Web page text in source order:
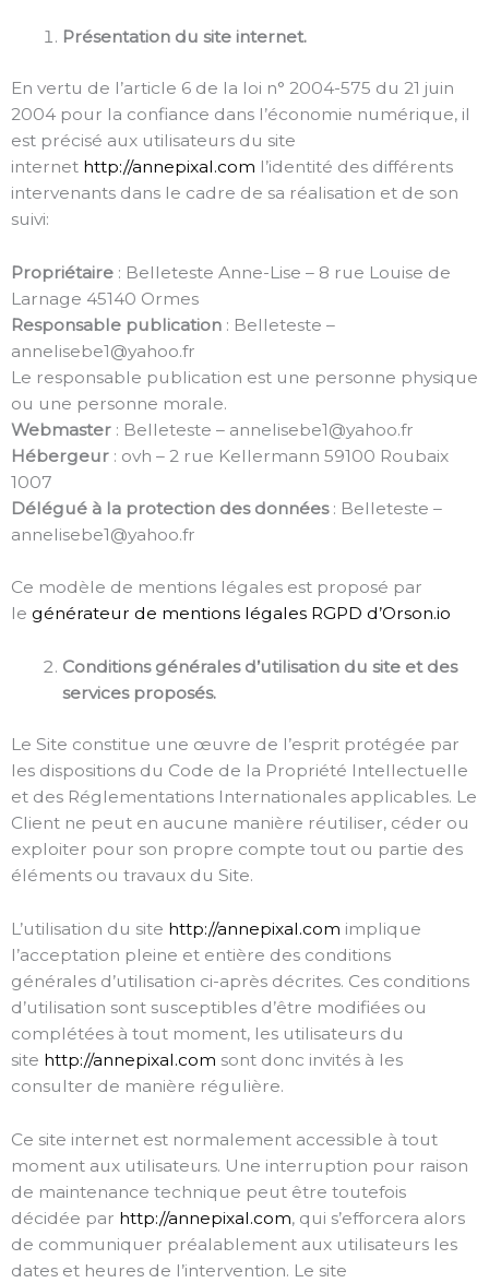
Présentation du site internet.
En vertu de l’article 6 de la loi n° 2004-575 du 21 juin
2004 pour la confiance dans l’économie numérique, il
est précisé aux utilisateurs du site
internet http://annepixal.com l’identité des différents
intervenants dans le cadre de sa réalisation et de son
suivi:
Propriétaire : Belleteste Anne-Lise – 8 rue Louise de
Larnage 45140 Ormes
Responsable publication : Belleteste –
annelisebe1@yahoo.fr
Le responsable publication est une personne physique
ou une personne morale.
Webmaster : Belleteste – annelisebe1@yahoo.fr
Hébergeur : ovh – 2 rue Kellermann 59100 Roubaix
1007
Délégué à la protection des données: Belleteste –
annelisebe1@yahoo.fr
Ce modèle de mentions légales est proposé par
le générateur de mentions légales RGPD d’Orson.io
Conditions générales d’utilisation du site et des
services proposés.
Le Site constitue une œuvre de l’esprit protégée par
les dispositions du Code de la Propriété Intellectuelle
et des Réglementations Internationales applicables. Le
Client ne peut en aucune manière réutiliser, céder ou
exploiter pour son propre compte tout ou partie des
éléments ou travaux du Site.
L’utilisation du site http://annepixal.com implique
l’acceptation pleine et entière des conditions
générales d’utilisation ci-après décrites. Ces conditions
d’utilisation sont susceptibles d’être modifiées ou
complétées à tout moment, les utilisateurs du
site http://annepixal.com sont donc invités à les
consulter de manière régulière.
Ce site internet est normalement accessible à tout
moment aux utilisateurs. Une interruption pour raison
de maintenance technique peut être toutefois
décidée par http://annepixal.com, qui s’efforcera alors
de communiquer préalablement aux utilisateurs les
dates et heures de l’intervention. Le site